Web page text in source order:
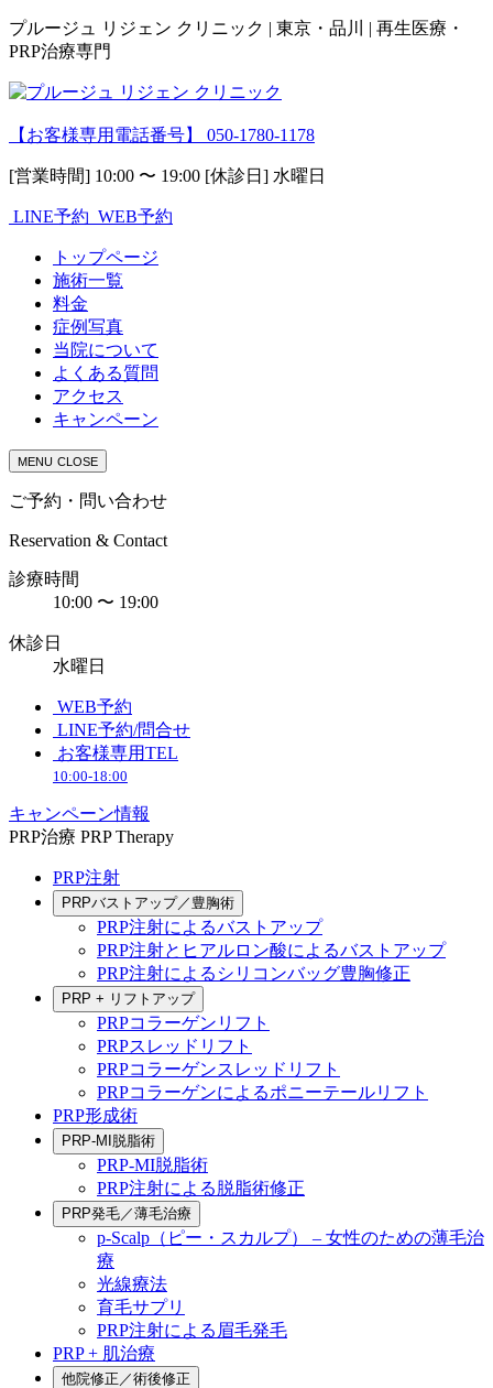
プルージュ リジェン クリニック | 東京・品川 | 再生医療・
PRP治療専門
【お客様専用電話番号】 050-1780-1178
[営業時間] 10:00 〜 19:00 [休診日] 水曜日
LINE予約 WEB予約
トップページ
施術一覧
料金
症例写真
当院について
よくある質問
アクセス
キャンペーン
MENU CLOSE
ご予約・問い合わせ
Reservation & Contact
診療時間
10:00 〜 19:00
休診日
水曜日
WEB予約
LINE予約/問合せ
お客様専用TEL
10:00-18:00
キャンペーン情報
PRP治療 PRP Therapy
PRP注射
PRPバストアップ／豊胸術
PRP注射によるバストアップ
PRP注射とヒアルロン酸によるバストアップ
PRP注射によるシリコンバッグ豊胸修正
PRP + リフトアップ
PRPコラーゲンリフト
PRPスレッドリフト
PRPコラーゲンスレッドリフト
PRPコラーゲンによるポニーテールリフト
PRP形成術
PRP-MI脱脂術
PRP-MI脱脂術
PRP注射による脱脂術修正
PRP発毛／薄毛治療
p-Scalp（ピー・スカルプ） – 女性のための薄毛治
療
光線療法
育毛サプリ
PRP注射による眉毛発毛
PRP + 肌治療
他院修正／術後修正